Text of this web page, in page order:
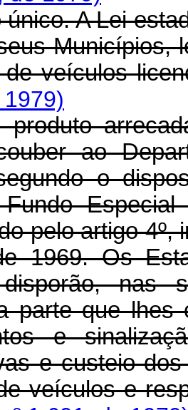
único. A Lei
Municípios,
veículos
1979)
ao
o
pelo artigo 4º,
1969. Os
disporão, nas
parte que lhes
e
e custeio
veículos e